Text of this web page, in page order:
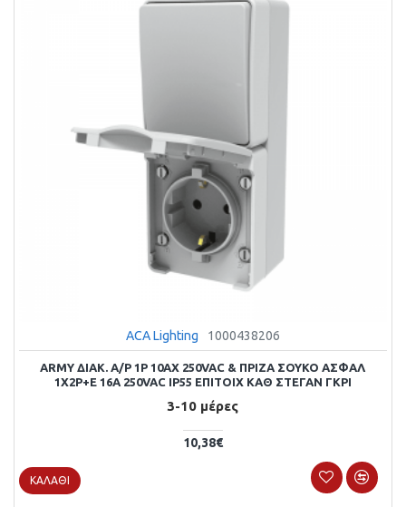
ACA Lighting 1000438206
ARMY ΔΙΑΚ. Α/Ρ 1P 10AX 250VAC & ΠΡΙΖΑ ΣΟΥΚΟ ΑΣΦΑΛ
1X2P+E 16A 250VAC IP55 ΕΠΙΤΟΙΧ ΚΑΘ ΣΤΕΓΑΝ ΓΚΡΙ
3-10 μέρες
10,38€
ΚΑΛΆΘΙ